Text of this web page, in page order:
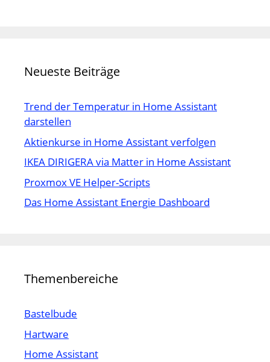
Neueste Beiträge
Trend der Temperatur in Home Assistant
darstellen
Aktienkurse in Home Assistant verfolgen
IKEA DIRIGERA via Matter in Home Assistant
Proxmox VE Helper-Scripts
Das Home Assistant Energie Dashboard
Themenbereiche
Bastelbude
Hartware
Home Assistant